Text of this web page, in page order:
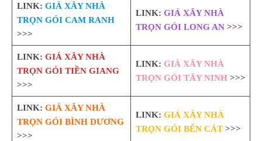
LINK: GIÁ XÂY NHÀ
TRỌN GÓI CAM RANH
>>>
LINK: GIÁ XÂY NHÀ
TRỌN GÓI LONG AN>>>
LINK: GIÁ XÂY NHÀ
TRỌN GÓI TIỀN GIANG
>>>
LINK: GIÁ XÂY NHÀ
TRỌN GÓI TÂY NINH>>>
LINK: GIÁ XÂY NHÀ
TRỌN GÓI BÌNH DƯƠNG
>>>
LINK: GIÁ XÂY NHÀ
TRỌN GÓI BẾN CÁT>>>